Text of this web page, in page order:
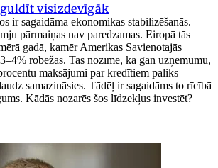
visizdevīgāk
ir sagaidāma ekonomikas stabilizēšanās.
pārmaiņas nav paredzamas. Eiropā tās
gadā, kamēr Amerikas Savienotajās
robežās. Tas nozīmē, ka gan uzņēmumu,
maksājumi par kredītiem paliks
samazināsies. Tādēļ ir sagaidāms to rīcībā
Kādās nozarēs šos līdzekļus investēt?